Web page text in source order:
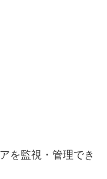
を監視・管理でき